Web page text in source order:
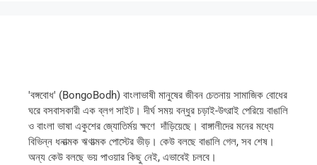
'বঙ্গবোধ' (BongoBodh) বাংলাভাষী মানুষের জীবন চেতনায় সামাজিক বোধের
ঘরে বসবাসকারী এক ব্লগ সাইট। দীর্ঘ সময় বন্ধুর চড়াই-উৎরাই পেরিয়ে বাঙালি
ও বাংলা ভাষা একুশের জ্যোতির্ময় ক্ষণে দাঁড়িয়েছে। বাঙ্গালীদের মনের মধ্যে
বিভিন্ন ধনাত্মক ঋণাত্মক পোস্টের ভীড়। কেউ বলছে বাঙালি গেল, সব শেষ।
অন্য কেউ বলছে ভয় পাওয়ার কিছু নেই, এভাবেই চলবে।